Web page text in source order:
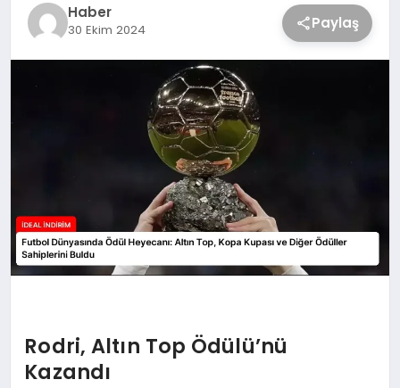
Haber
30 Ekim 2024 Paylaş
Rodri, Altın Top Ödülü’nü
Kazandı